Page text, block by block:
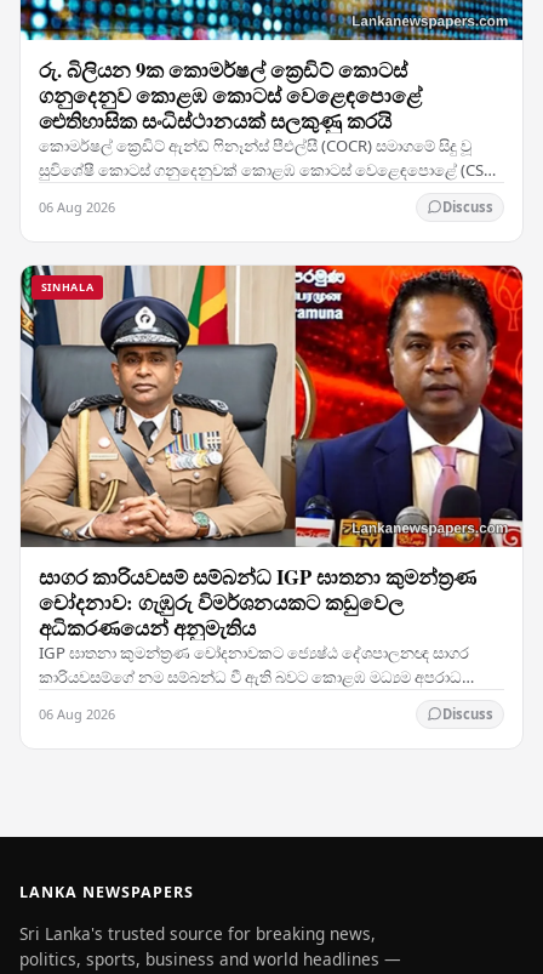
රු. බිලියන 9ක කොමර්ෂල් ක්‍රෙඩිට් කොටස්
ගනුදෙනුව කොළඹ කොටස් වෙළෙඳපොළේ
ඓතිහාසික සංධිස්ථානයක් සලකුණු කරයි
කොමර්ෂල් ක්‍රෙඩිට් ඇන්ඩ් ෆිනෑන්ස් පීඑල්සී (COCR) සමාගමේ සිදු වූ
සුවිශේෂී කොටස් ගනුදෙනුවක් කොළඹ කොටස් වෙළෙඳපොළේ (CSE)
06 Aug 2026 Discuss
SINHALA
සාගර කාරියවසම් සම්බන්ධ IGP ඝාතනා කුමන්ත්‍රණ
චෝදනාව: ගැඹුරු විමර්ශනයකට කඩුවෙල
අධිකරණයෙන් අනුමැතිය
IGP ඝාතනා කුමන්ත්‍රණ චෝදනාවකට ජ්‍යෙෂ්ඨ දේශපාලනඥ සාගර
කාරියවසම්ගේ නම සම්බන්ධ වී ඇති බවට කොළඹ මධ්‍යම අපරාධ
විමර්ශන කාර්යාංශය (CCIB) ඉදිරිපත් කළ වාර්තාව සලකා බැලූ…
06 Aug 2026 Discuss
LANKA NEWSPAPERS
Sri Lanka's trusted source for breaking news,
politics, sports, business and world headlines —